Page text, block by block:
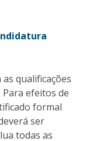
qualificações
efeitos de
formal
ser
todas as